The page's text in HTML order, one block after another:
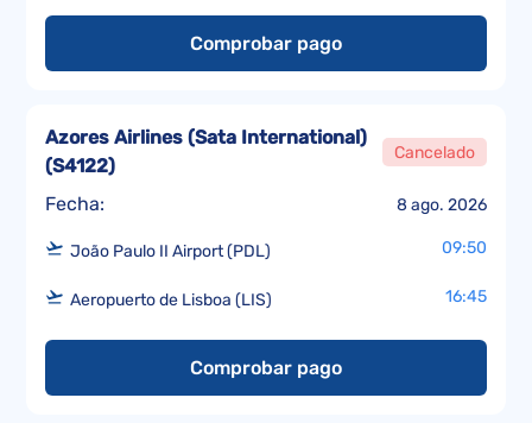
Comprobar pago
Fecha: 8 ago. 2026
Azores Airlines (Sata International)
(S4122)
Cancelado
João Paulo II Airport (PDL) 09:50
Aeropuerto de Lisboa (LIS) 16:45
Comprobar pago